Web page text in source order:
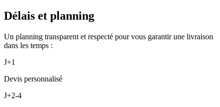
Délais et planning
Un planning transparent et respecté pour vous garantir une livraison
dans les temps :
J+1
Devis personnalisé
J+2-4